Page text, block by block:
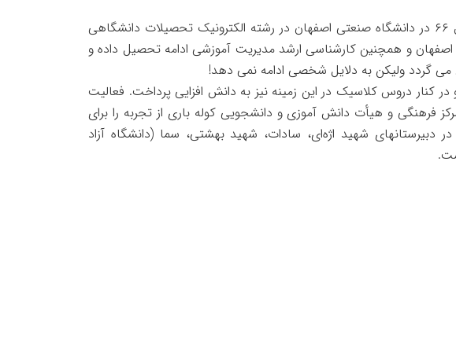
دیپلم ریاضی فیزیک را از دبیرستان هراتی گرفت و در سال ۶۶ در دانشگاه صنعتی اصفهان در رشته الکترونیک تحصیلات دانشگاهی
و همچنین کارشناسی ارشد مدیریت آموزشی ادامه تحصیل داده و
می گردد ولیکن به دلایل شخصی ادامه نمی دهد!
در کنار دروس کلاسیک در این زمینه نیز به دانش افزایی پرداخت. فعالیت
فرهنگی و هیأت دانش آموزی و دانشجویی کوله باری از تجربه را برای
شهید اژه‌ای، سادات، شهید بهشتی، سما (دانشگاه آزاد